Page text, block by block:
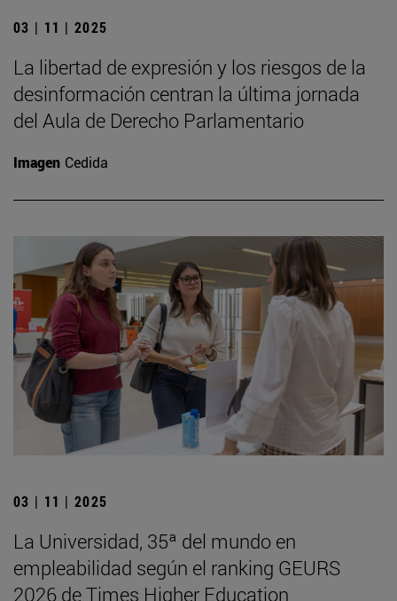
03 | 11 | 2025
La libertad de expresión y los riesgos de la
desinformación centran la última jornada
del Aula de Derecho Parlamentario
Imagen Cedida
03 | 11 | 2025
La Universidad, 35ª del mundo en
empleabilidad según el ranking GEURS
2026 de Times Higher Education